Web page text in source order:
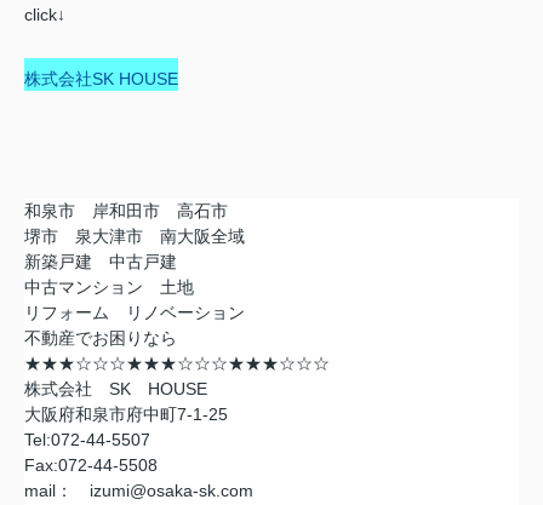
click↓
株式会社SK HOUSE
和泉市 岸和田市 高石市
堺市 泉大津市 南大阪全域
新築戸建 中古戸建
中古マンション 土地
リフォーム リノベーション
不動産でお困りなら
★★★☆☆☆★★★☆☆☆★★★☆☆☆
株式会社 SK HOUSE
大阪府和泉市府中町7-1-25
Tel:072-44-5507
Fax:072-44-5508
mail： izumi@osaka-sk.com